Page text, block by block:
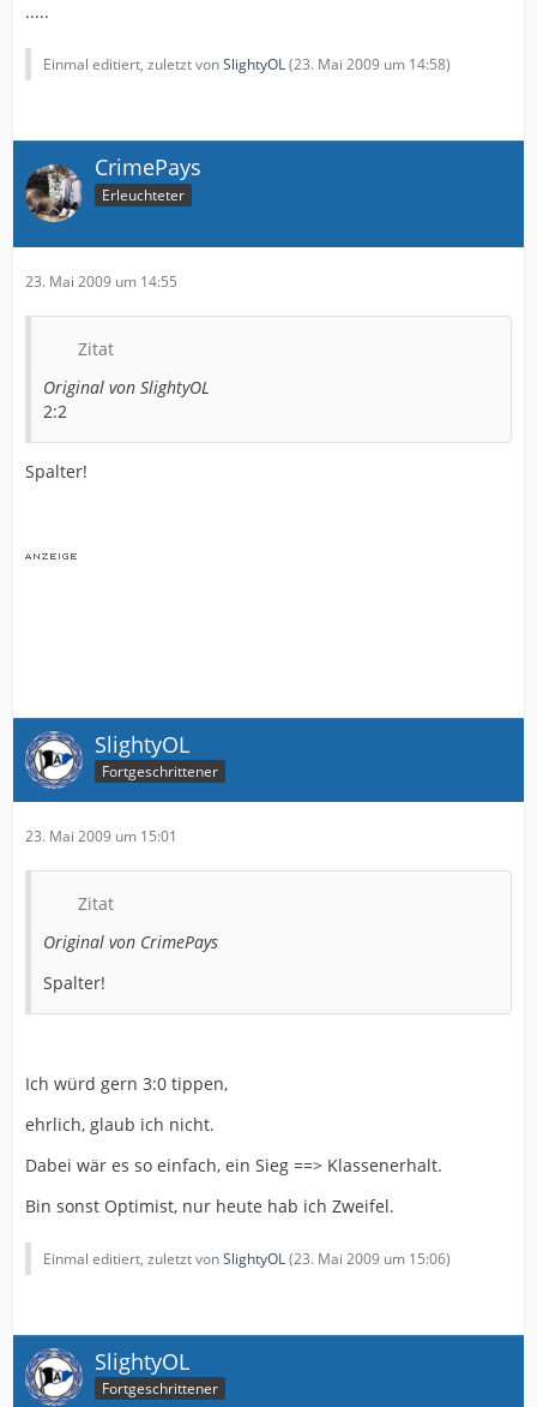
.....
Einmal editiert, zuletzt vonSlightyOL(23. Mai 2009 um 14:58)
CrimePays
Erleuchteter
23. Mai 2009 um 14:55
Zitat
Original von SlightyOL
2:2
Spalter!
SlightyOL
Fortgeschrittener
23. Mai 2009 um 15:01
Zitat
Original von CrimePays
Spalter!
Ich würd gern 3:0 tippen,
ehrlich, glaub ich nicht.
Dabei wär es so einfach, ein Sieg ==> Klassenerhalt.
Bin sonst Optimist, nur heute hab ich Zweifel.
Einmal editiert, zuletzt vonSlightyOL(23. Mai 2009 um 15:06)
SlightyOL
Fortgeschrittener